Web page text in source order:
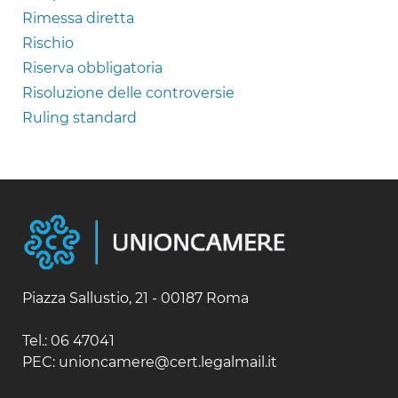
Rimessa diretta
Rischio
Riserva obbligatoria
Risoluzione delle controversie
Ruling standard
Piazza Sallustio, 21 - 00187 Roma
Tel.: 06 47041
PEC: unioncamere@cert.legalmail.it